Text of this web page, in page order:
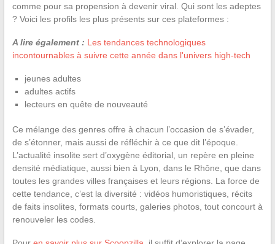
comme pour sa propension à devenir viral. Qui sont les adeptes
? Voici les profils les plus présents sur ces plateformes :
A lire également : Les tendances technologiques
incontournables à suivre cette année dans l'univers high-tech
jeunes adultes
adultes actifs
lecteurs en quête de nouveauté
Ce mélange des genres offre à chacun l’occasion de s’évader,
de s’étonner, mais aussi de réfléchir à ce que dit l’époque.
L’actualité insolite sert d’oxygène éditorial, un repère en pleine
densité médiatique, aussi bien à Lyon, dans le Rhône, que dans
toutes les grandes villes françaises et leurs régions. La force de
cette tendance, c’est la diversité : vidéos humoristiques, récits
de faits insolites, formats courts, galeries photos, tout concourt à
renouveler les codes.